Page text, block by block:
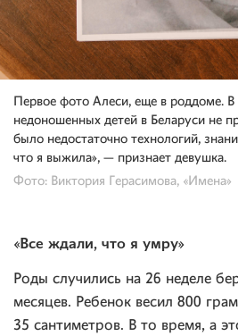
Первое фото Алеси, еще в роддоме.
недоношенных детей в Беларуси не
было недостаточно технологий,
что я выжила», — признает девушка.
Фото: Виктория Герасимова, «Имена»
«Все ждали, что я умру»
Роды случились на 26 неделе
месяцев. Ребенок весил 800
35 сантиметров. В то время, а